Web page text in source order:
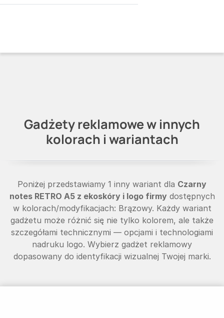
Gadżety reklamowe w innych
kolorach i wariantach
Poniżej przedstawiamy 1 inny wariant dla Czarny
notes RETRO A5 z ekoskóry i logo firmydostępnych
w kolorach/modyfikacjach: Brązowy. Każdy wariant
gadżetu może różnić się nie tylko kolorem, ale także
szczegółami technicznymi — opcjami i technologiami
nadruku logo. Wybierz gadżet reklamowy
dopasowany do identyfikacji wizualnej Twojej marki.